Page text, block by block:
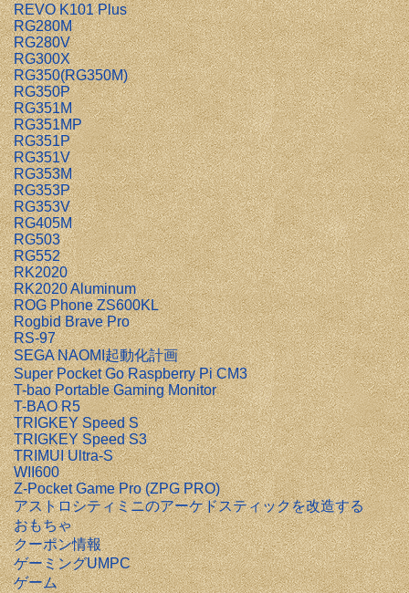
REVO K101 Plus
RG280M
RG280V
RG300X
RG350(RG350M)
RG350P
RG351M
RG351MP
RG351P
RG351V
RG353M
RG353P
RG353V
RG405M
RG503
RG552
RK2020
RK2020 Aluminum
ROG Phone ZS600KL
Rogbid Brave Pro
RS-97
SEGA NAOMI起動化計画
Super Pocket Go Raspberry Pi CM3
T-bao Portable Gaming Monitor
T-BAO R5
TRIGKEY Speed S
TRIGKEY Speed S3
TRIMUI Ultra-S
WII600
Z-Pocket Game Pro (ZPG PRO)
アストロシティミニのアーケドスティックを改造する
おもちゃ
クーポン情報
ゲーミングUMPC
ゲーム